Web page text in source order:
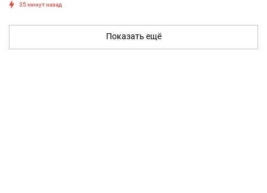
35 минут назад
Показать ещё